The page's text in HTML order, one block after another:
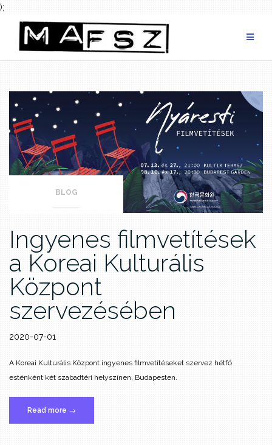
);
content
BLOG
Ingyenes filmvetítések
a Koreai Kulturális
Központ
szervezésében
2020-07-01
A Koreai Kulturális Központ ingyenes filmvetítéseket szervez hétfő
esténként két szabadtéri helyszínen, Budapesten.
Read more „Ingyenes
filmvetítések
→